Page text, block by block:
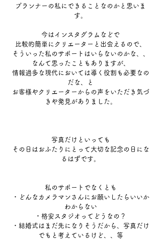
プランナーの私にできることなのかと思いま
す。
今はインスタグラムなどで
比較的簡単にクリエーターと出会えるので、
そういった私のサポートはいらないのかな、、
なんて思ったこともありますが、
情報過多な現代においては導く役割も必要なの
だな、と
お客様やクリエーターからの声をいただき気づ
きや発見がありました。
写真だけといっても
その日はおふたりにとって大切な記念の日にな
るはずです。
私のサポートでなくとも
・どんなカメラマンさんにお願いしたらいいか
わからない
・格安スタジオってどうなの？
・結婚式はまだ先になりそうだから、写真だけ
でもと考えているけど、、等